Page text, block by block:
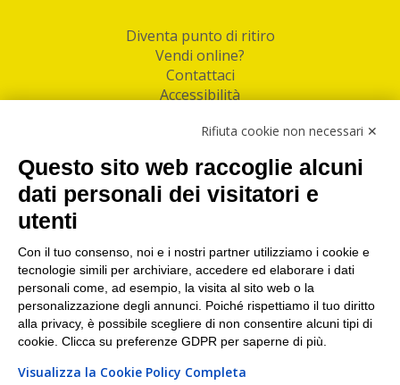
Diventa punto di ritiro
Vendi online?
Contattaci
Accessibilità
Facebook
Linkedin
I nostri punti di ritiro e spedizione pacchi nelle
maggiori città italiane
Torino|Milano|Roma|Bologna|Firenze| Genova
Napoli|Varese
Rifiuta cookie non necessari ✕
Questo sito web raccoglie alcuni
dati personali dei visitatori e
utenti
Con il tuo consenso, noi e i nostri partner utilizziamo i cookie e
tecnologie simili per archiviare, accedere ed elaborare i dati
personali come, ad esempio, la visita al sito web o la
personalizzazione degli annunci. Poiché rispettiamo il tuo diritto
alla privacy, è possibile scegliere di non consentire alcuni tipi di
cookie. Clicca su preferenze GDPR per saperne di più.
Visualizza la Cookie Policy Completa